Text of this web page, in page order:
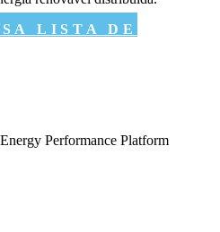
LISTA DE
Performance Platform